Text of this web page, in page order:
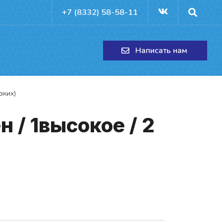
+7 (8332) 58-58-11
Написать нам
/ 1вы­со­кое / 2